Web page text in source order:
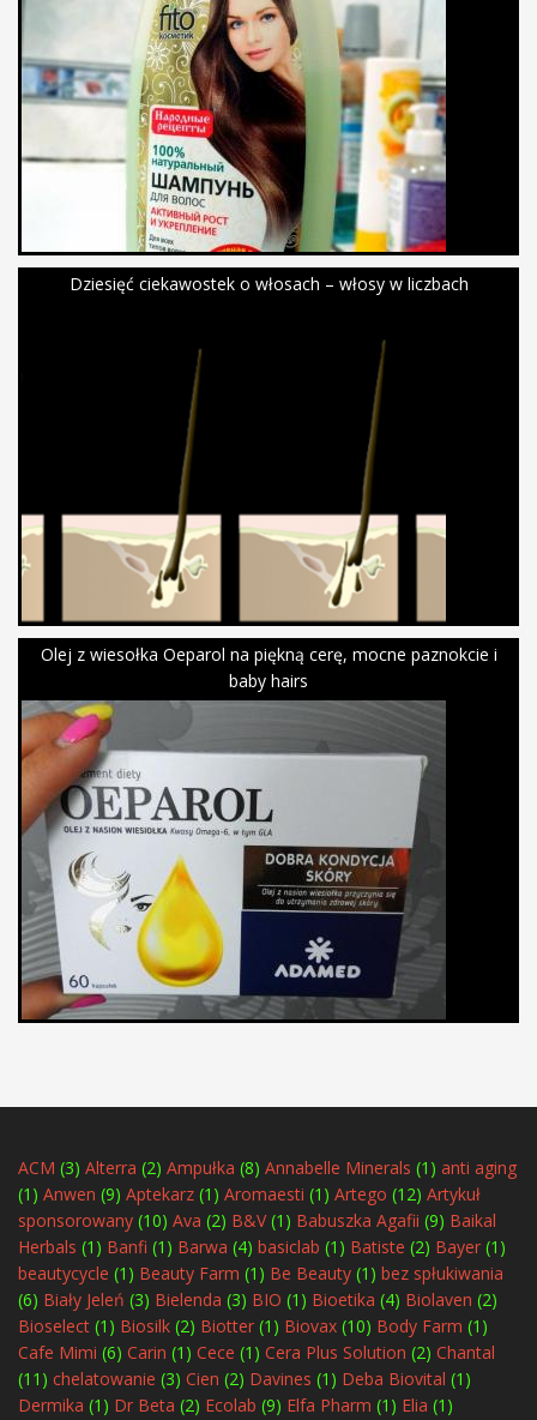
Dziesięć ciekawostek o włosach – włosy w liczbach
Olej z wiesołka Oeparol na piękną cerę, mocne paznokcie i
baby hairs
ACM (3) Alterra (2) Ampułka (8) Annabelle Minerals (1) anti aging
(1) Anwen (9) Aptekarz (1) Aromaesti (1) Artego (12) Artykuł
sponsorowany (10) Ava (2) B&V(1) Babuszka Agafii (9) Baikal
Herbals (1) Banfi (1) Barwa (4) basiclab (1) Batiste (2) Bayer (1)
beautycycle (1) Beauty Farm (1) Be Beauty (1) bez spłukiwania
(6) Biały Jeleń (3) Bielenda (3) BIO (1) Bioetika (4) Biolaven (2)
Bioselect (1) Biosilk (2) Biotter (1) Biovax (10) Body Farm (1)
Cafe Mimi (6) Carin (1) Cece (1) Cera Plus Solution (2) Chantal
(11) chelatowanie (3) Cien (2) Davines (1) Deba Biovital (1)
Dermika (1) Dr Beta (2) Ecolab (9) Elfa Pharm (1) Elia (1)